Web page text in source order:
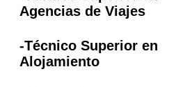
Agencias de Viajes
-Técnico Superior en
Alojamiento